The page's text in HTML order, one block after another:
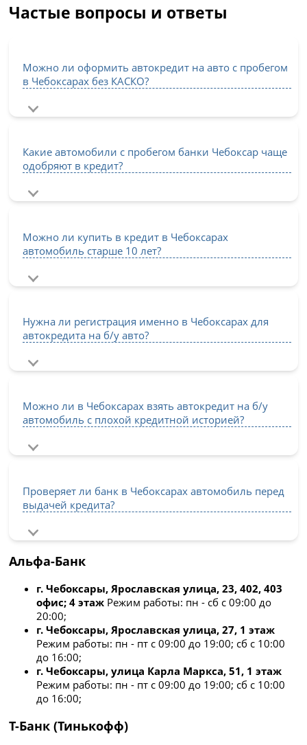
Частые вопросы и ответы
Можно ли оформить автокредит на авто с пробегом
в Чебоксарах без КАСКО?
Какие автомобили с пробегом банки Чебоксар чаще
одобряют в кредит?
Можно ли купить в кредит в Чебоксарах
автомобиль старше 10 лет?
Нужна ли регистрация именно в Чебоксарах для
автокредита на б/у авто?
Можно ли в Чебоксарах взять автокредит на б/у
автомобиль с плохой кредитной историей?
Проверяет ли банк в Чебоксарах автомобиль перед
выдачей кредита?
Альфа-Банк
г. Чебоксары, Ярославская улица, 23, 402, 403
офис; 4 этаж Режим работы: пн - сб с 09:00 до
20:00;
г. Чебоксары, Ярославская улица, 27, 1 этаж
Режим работы: пн - пт с 09:00 до 19:00; сб с 10:00
до 16:00;
г. Чебоксары, улица Карла Маркса, 51, 1 этаж
Режим работы: пн - пт с 09:00 до 19:00; сб с 10:00
до 16:00;
Т-Банк (Тинькофф)